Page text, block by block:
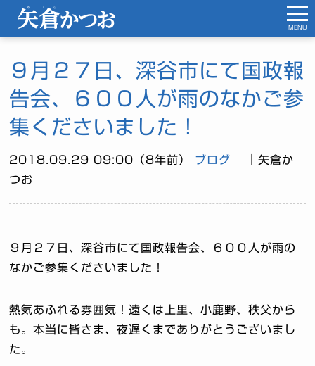
９月２７日、深谷市にて国政報
告会、６００人が雨のなかご参
集くださいました！
2018.09.29 09:00（8年前） ブログ
｜矢倉か
つお
９月２７日、深谷市にて国政報告会、６００人が雨の
なかご参集くださいました！
熱気あふれる雰囲気！遠くは上里、小鹿野、秩父から
も。本当に皆さま、夜遅くまでありがとうございまし
た。
MENU